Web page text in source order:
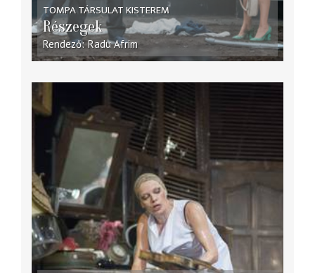
TOMPA TÁRSULAT KISTEREM
Részegek
Rendező Radu Afrim